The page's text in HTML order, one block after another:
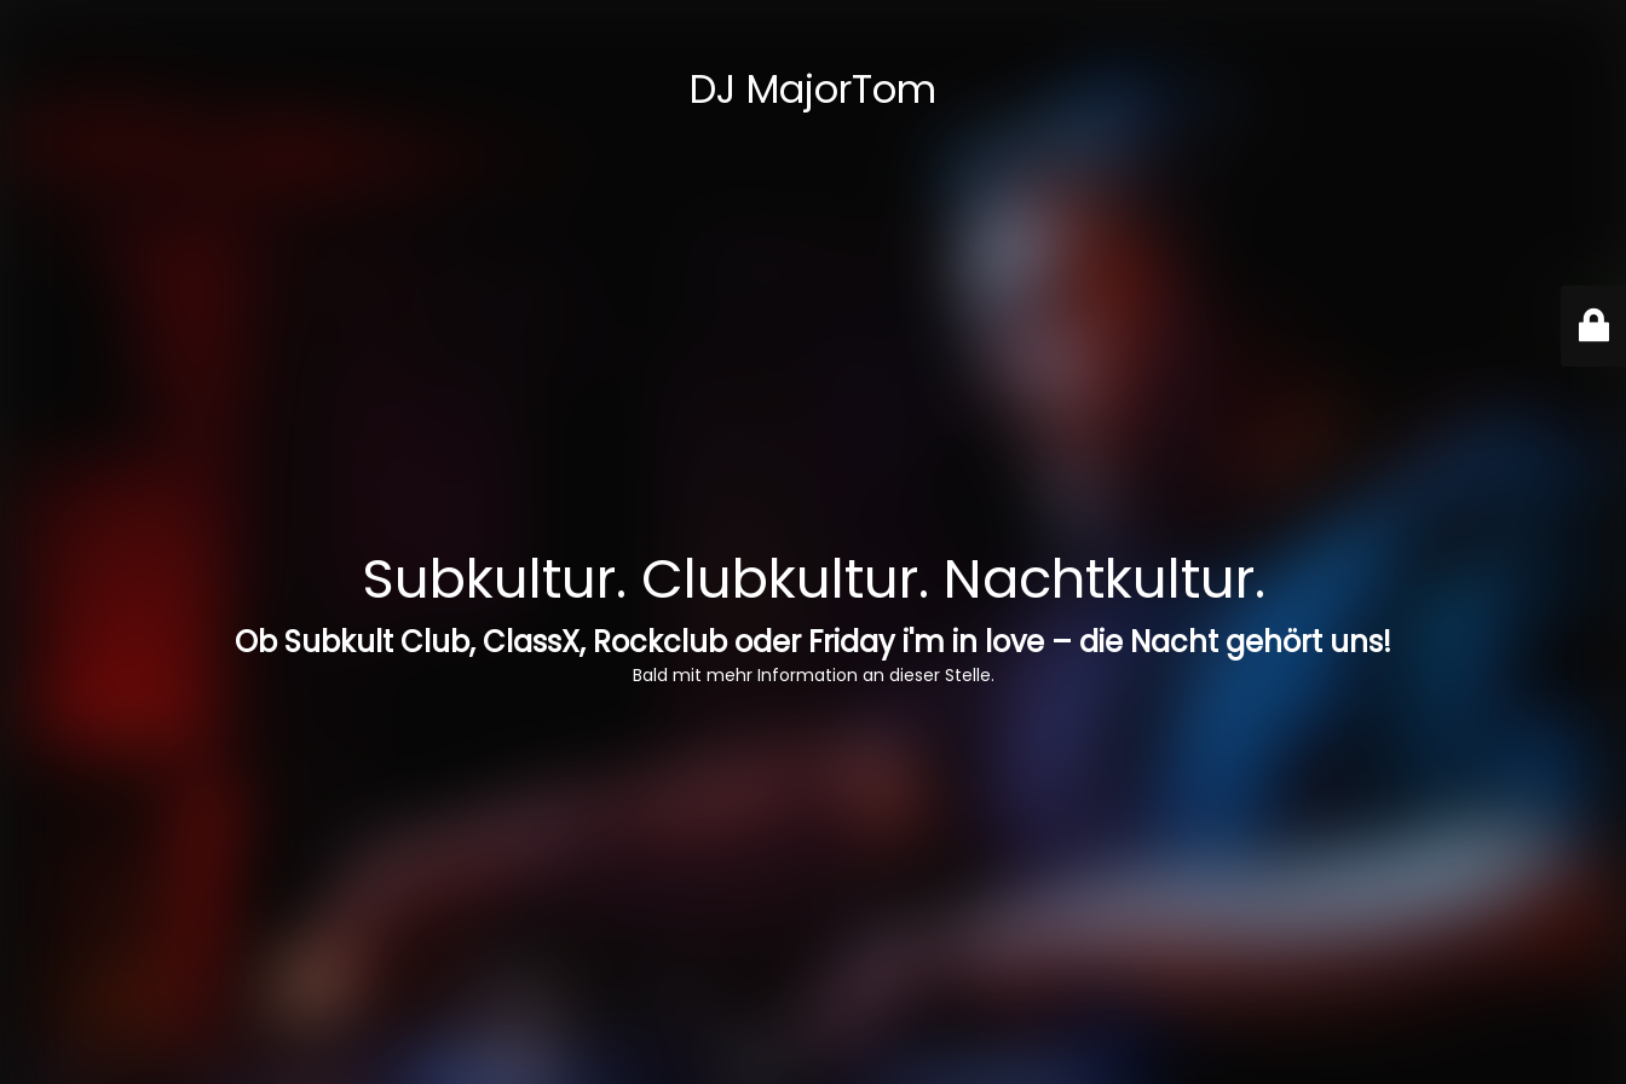
DJ MajorTom
Subkultur. Clubkultur. Nachtkultur.
Ob Subkult Club, ClassX, Rockclub oder Friday i'm in love – die Nacht gehört uns!
Bald mit mehr Information an dieser Stelle.